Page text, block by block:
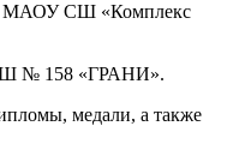
МАОУ СШ «Комплекс
№ 158 «ГРАНИ».
медали, а также